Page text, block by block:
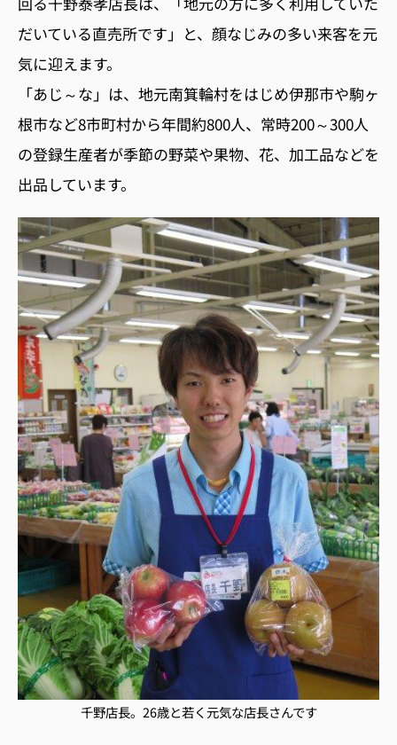
だいている直売所です」と、顔なじみの多い来客を元
気に迎えます。
「あじ～な」は、地元南箕輪村をはじめ伊那市や駒ヶ
根市など8市町村から年間約800人、常時200～300人
の登録生産者が季節の野菜や果物、花、加工品などを
出品しています。
千野店長。26歳と若く元気な店長さんです